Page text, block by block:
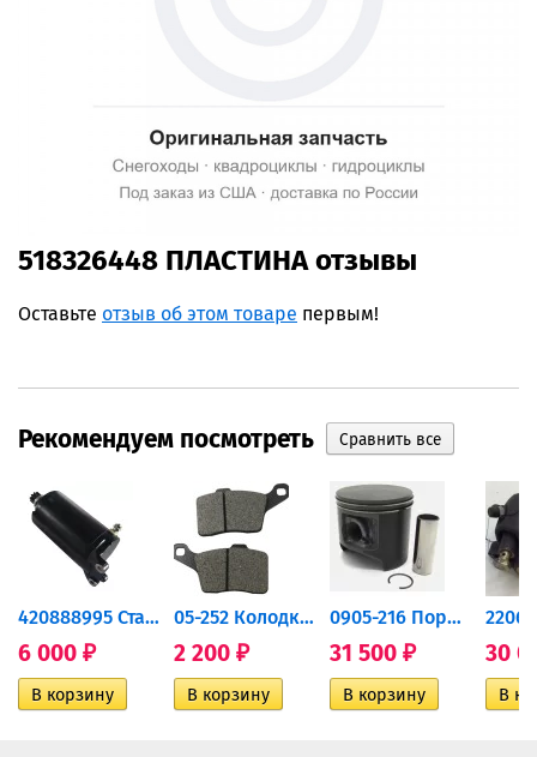
518326448 ПЛАСТИНА отзывы
Оставьте отзыв об этом товаре первым!
Рекомендуем посмотреть
420888995 Стартер для...
6 000 ₽
05-252 Колодки тормозные...
2 200 ₽
0905-216 Поршень Arctic Cat...
31 500 ₽ 30